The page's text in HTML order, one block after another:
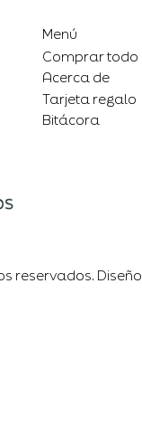
Menú
Comprar todo
Acerca de
Tarjeta regalo
Bitácora
reservados. Diseño